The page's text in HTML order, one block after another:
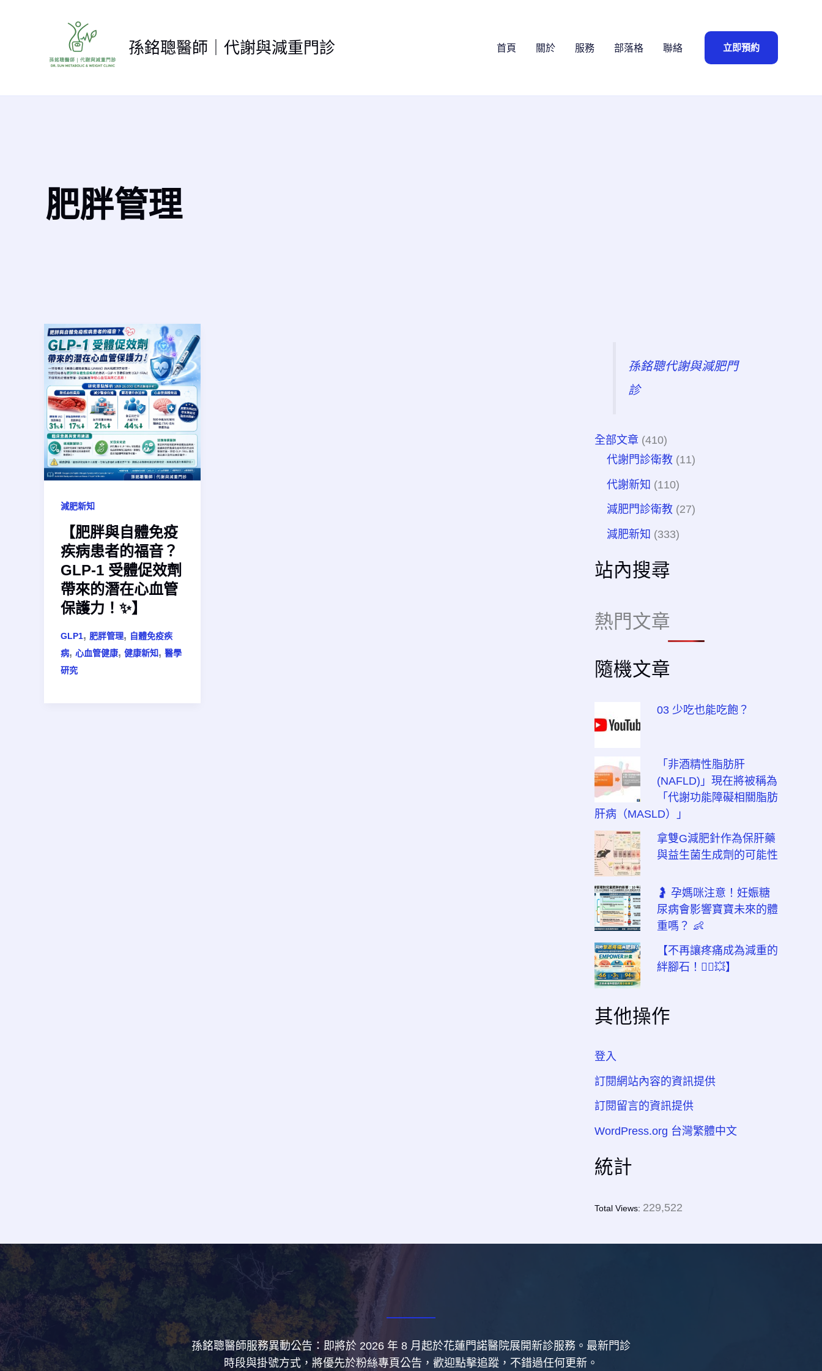
容
孫銘聰醫師｜代謝與減重門診 首頁 關於 服務 部落格 聯絡 立即預約
肥胖管理
減肥新知
【肥胖與自體免疫
疾病患者的福音？
GLP-1 受體促效劑
帶來的潛在心血管
保護力！✨】
GLP1, 肥胖管理, 自體免疫疾
病, 心血管健康, 健康新知, 醫學
研究
孫銘聰代謝與減肥門
診
全部文章 (410)
代謝門診衛教 (11)
代謝新知 (110)
減肥門診衛教 (27)
減肥新知 (333)
站內搜尋
熱門文章
隨機文章
03 少吃也能吃飽？
「非酒精性脂肪肝
(NAFLD)」現在將被稱為
「代謝功能障礙相關脂肪
肝病（MASLD）」
拿雙G減肥針作為保肝藥
與益生菌生成劑的可能性
🤰 孕媽咪注意！妊娠糖
尿病會影響寶寶未來的體
重嗎？ 👶
【不再讓疼痛成為減重的
絆腳石！🏃‍♂️💥】
其他操作
登入
訂閱網站內容的資訊提供
訂閱留言的資訊提供
WordPress.org 台灣繁體中文
統計
Total Views: 229,522
孫銘聰醫師服務異動公告：即將於 2026 年 8 月起於花蓮門諾醫院展開新診服務。最新門診
時段與掛號方式，將優先於粉絲專頁公告，歡迎點擊追蹤，不錯過任何更新。